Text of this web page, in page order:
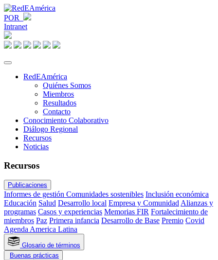
POR
Intranet
RedEAmérica
Quiénes Somos
Miembros
Resultados
Contacto
Conocimiento Colaborativo
Diálogo Regional
Recursos
Noticias
Recursos
Publicaciones
Informes de gestión Comunidades sostenibles Inclusión económica
Educación Salud Desarrollo local Empresa y ComunidadAlianzas y
programas Casos y experiencias Memorias FIR Fortalecimiento de
miembros Paz Primera infancia Desarrollo de Base Premio Covid
Agenda America Latina
Glosario de términos
Buenas prácticas